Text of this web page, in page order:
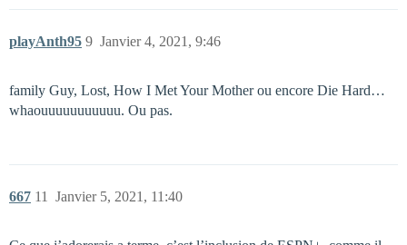
playAnth95 Janvier 4, 2021, 9:46
9
family Guy, Lost, How I Met Your Mother ou encore Die Hard…
whaouuuuuuuuuuu. Ou pas.
667 Janvier 5, 2021, 11:40
11